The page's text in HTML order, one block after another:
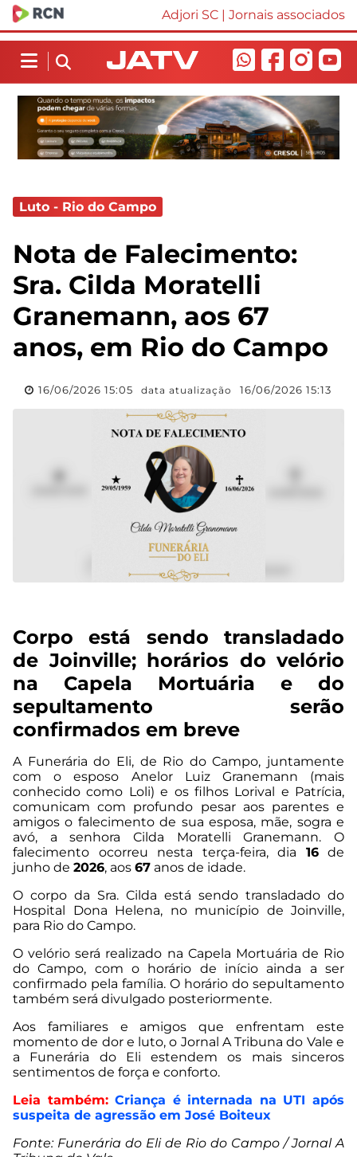
Adjori SC | Jornais associados
Luto - Rio do Campo
Nota de Falecimento:
Sra. Cilda Moratelli
Granemann, aos 67
anos, em Rio do Campo
16/06/2026 15:05 data atualização 16/06/2026 15:13
Corpo está sendo transladado
de Joinville; horários do velório
na Capela Mortuária e do
sepultamento serão
confirmados em breve
A Funerária do Eli, de Rio do Campo, juntamente
com o esposo Anelor Luiz Granemann (mais
conhecido como Loli) e os filhos Lorival e Patrícia,
comunicam com profundo pesar aos parentes e
amigos o falecimento de sua esposa, mãe, sogra e
avó, a senhora Cilda Moratelli Granemann. O
falecimento ocorreu nesta terça-feira, dia 16de
junho de 2026, aos 67 anos de idade.
O corpo da Sra. Cilda está sendo transladado do
Hospital Dona Helena, no município de Joinville,
para Rio do Campo.
O velório será realizado na Capela Mortuária de Rio
do Campo, com o horário de início ainda a ser
confirmado pela família. O horário do sepultamento
também será divulgado posteriormente.
Aos familiares e amigos que enfrentam este
momento de dor e luto, o Jornal A Tribuna do Vale e
a Funerária do Eli estendem os mais sinceros
sentimentos de força e conforto.
Leia também: Criança é internada na UTI após
suspeita de agressão em José Boiteux
Fonte: Funerária do Eli de Rio do Campo / Jornal A